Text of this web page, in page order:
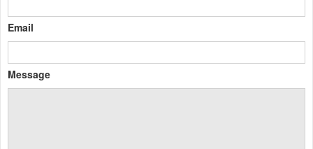
Email
Message